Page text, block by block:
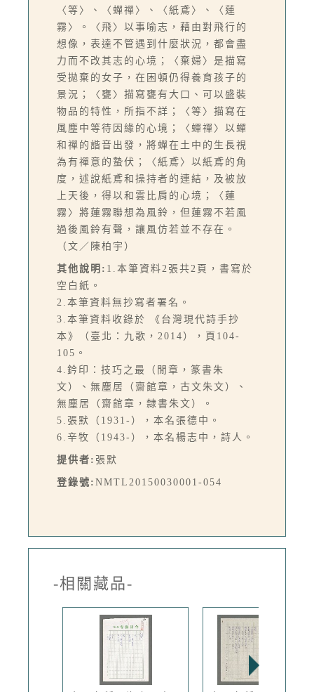
〈等〉、〈蟬禪〉、〈紙鳶〉、〈蓮
霧〉。〈飛〉以事喻志，藉由對飛行的
想像，表達不管遇到什麼狀況，都會盡
力而不改其志的心境；〈棄婦〉是描寫
受拋棄的女子，在困頓仍得養育孩子的
景況；〈甕〉描寫甕有大口、可以盛裝
物品的特性，所指不詳；〈等〉描寫在
風塵中等待因緣的心境；〈蟬禪〉以蟬
和禪的諧音出發，將蟬在土中的生長視
為有禪意的蟄伏；〈紙鳶〉以紙鳶的角
度，述說紙鳶和操持者的連結，及被放
上天後，得以和雲比肩的心境；〈蓮
霧〉將蓮霧聯想為風鈴，但蓮霧不若風
過後風鈴有聲，讓風仿若並不存在。
（文／陳柏宇）
其他說明: 1.本筆資料2張共2頁，書寫於
空白紙。
2.本筆資料無抄寫者署名。
3.本筆資料收錄於 《台灣現代詩手抄
本》（臺北：九歌，2014），頁104-
105。
4.鈐印：技巧之最（閒章，篆書朱
文）、無塵居（齋館章，古文朱文）、
無塵居（齋館章，隸書朱文）。
5.張默（1931-），本名張德中。
6.辛牧（1943-），本名楊志中，詩人。
提供者: 張默
登錄號: NMTL20150030001-054
-相關藏品-